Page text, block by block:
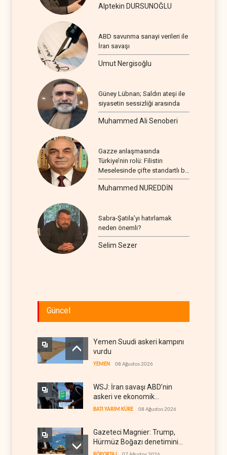
Alptekin DURSUNOĞLU
ABD savunma sanayi verileri ile
İran savaşı
Umut Nergisoğlu
Güney Lübnan; Saldırı ateşi ile
siyasetin sessizliği arasında
Muhammed Ali Senoberi
Gazze anlaşmasında
Türkiye’nin rolü: Filistin
Meselesinde çifte standartlı bir
seyir
Muhammed NUREDDİN
Sabra-Şatila’yı hatırlamak
neden önemli?
Selim Sezer
Güncel
Yemen Suudi askeri kampını
vurdu
YEMEN 08 Ağustos 2026
WSJ: İran savaşı ABD’nin
askeri ve ekonomik
kaynaklarını tüketiyor
BATI YARIM KÜRE 08 Ağustos 2026
Gazeteci Magnier: Trump,
Hürmüz Boğazı denetimini
doğrudan İran ve Umman'a